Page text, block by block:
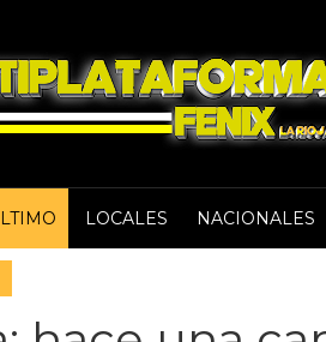
LOCALES NACIONALES